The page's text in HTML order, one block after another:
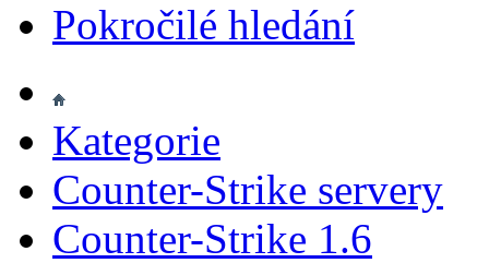
Pokročilé hledání
Kategorie
Counter-Strike servery
Counter-Strike 1.6